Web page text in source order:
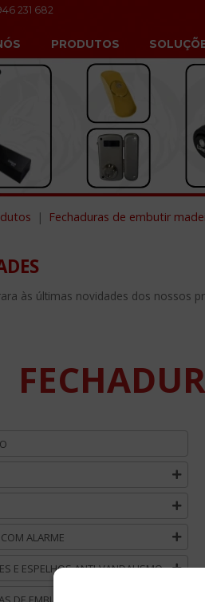
231 682
PRODUTOS
Fechaduras de embutir
às últimas novidades dos nossos
ALARME
E ESPELHOS ANTI-VANDALISMO